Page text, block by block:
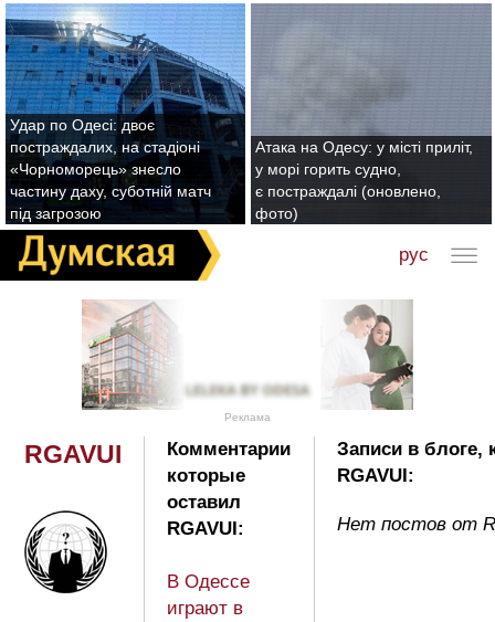
Удар по Одесі: двоє
постраждалих, на стадіоні
«Чорноморець» знесло
частину даху, суботній матч
під загрозою
Атака на Одесу: у місті приліт,
у морі горить судно,
є постраждалі (оновлено,
фото)
рус
Реклама
RGAVUI
Комментарии
которые
оставил
RGAVUI:
В Одессе
играют в
Записи в блоге,
RGAVUI:
Нет постов от